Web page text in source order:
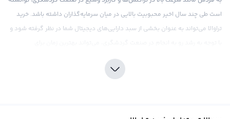
است طی چند سال اخیر محبوبیت بالایی در میان سرمایه‌گذاران داشته باشد. خرید
تراوالا می‌تواند به عنوان بخشی از سبد دارایی‌های دیجیتال شما در نظر گرفته شود و
برای خرید تراوالا، می‌توانید از صرافی رابکس استفاده کنید. این صرافی با قیمت‌های